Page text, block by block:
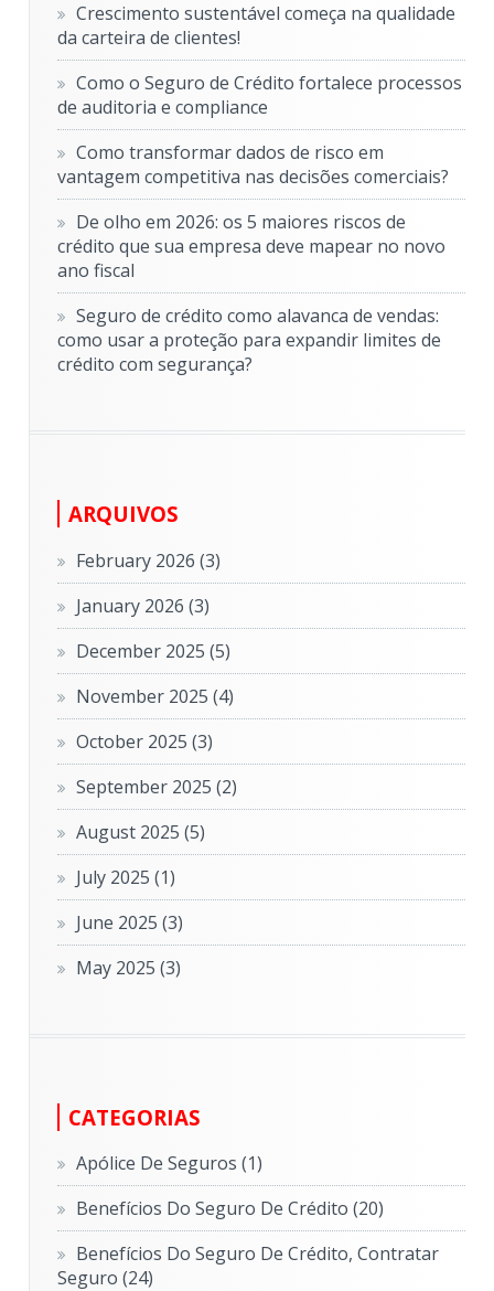
Crescimento sustentável começa na qualidade
da carteira de clientes!
Como o Seguro de Crédito fortalece processos
de auditoria e compliance
Como transformar dados de risco em
vantagem competitiva nas decisões comerciais?
De olho em 2026: os 5 maiores riscos de
crédito que sua empresa deve mapear no novo
ano fiscal
Seguro de crédito como alavanca de vendas:
como usar a proteção para expandir limites de
crédito com segurança?
ARQUIVOS
February 2026(3)
January 2026(3)
December 2025(5)
November 2025(4)
October 2025(3)
September 2025(2)
August 2025(5)
July 2025(1)
June 2025(3)
May 2025(3)
CATEGORIAS
Apólice De Seguros(1)
Benefícios Do Seguro De Crédito(20)
Benefícios Do Seguro De Crédito, Contratar
Seguro(24)